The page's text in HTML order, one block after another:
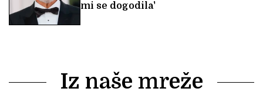
mi se dogodila'
Iz naše mreže